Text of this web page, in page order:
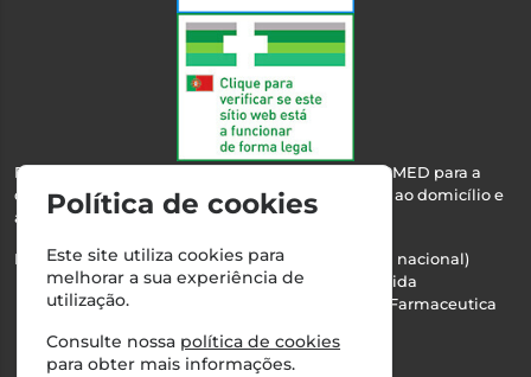
Esta farmácia encontra-se autorizada pelo INFARMED para a
dispensa de medicamentos e produtos de saúde ao domicílio e
através da internet.
Nº Infarmed: 21 798 7100 (chamada para rede fixa nacional)
Direção Técnica:Maria Teresa Almeida
NIPC:510103669 | Teresa Almeida - Sociedade Farmaceutica
Alvará nº:2994
Política de cookies
Este site utiliza cookies para
melhorar a sua experiência de
utilização.
Consulte nossa política de cookies
para obter mais informações.